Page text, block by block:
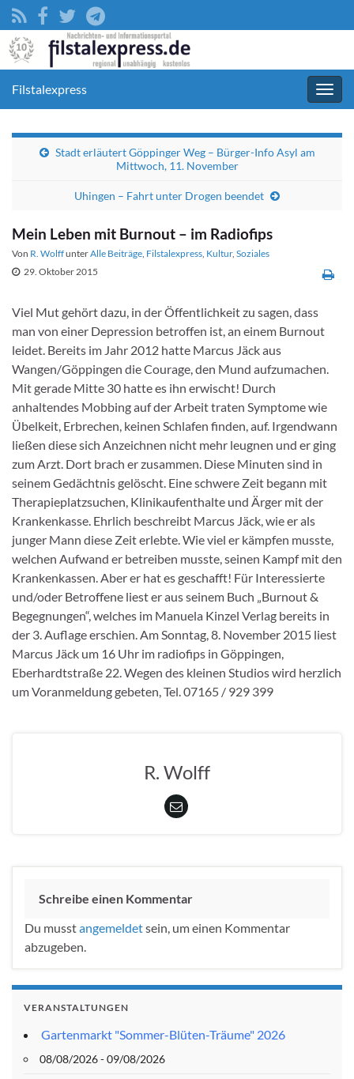
Filstalexpress
Stadt erläutert Göppinger Weg – Bürger-Info Asyl am
Mittwoch, 11. November
Uhingen – Fahrt unter Drogen beendet
Mein Leben mit Burnout – im Radiofips
Von R. WolffunterAlle Beiträge, Filstalexpress, Kultur, Soziales
29. Oktober 2015
Viel Mut gehört dazu, in der Öffentlichkeit zu sagen, dass
man von einer Depression betroffen ist, an einem Burnout
leidet. Bereits im Jahr 2012 hatte Marcus Jäck aus
Wangen/Göppingen die Courage, den Mund aufzumachen.
Mit gerade Mitte 30 hatte es ihn erwischt! Durch
anhaltendes Mobbing auf der Arbeit traten Symptome wie
Übelkeit, Erbrechen, keinen Schlafen finden, auf. Irgendwann
ließen diese sich Anzeichnen nicht mehr leugnen und er ging
zum Arzt. Dort brach er zusammen. Diese Minuten sind in
seinem Gedächtnis gelöscht. Eine schwere Zeit begann mit
Therapieplatzsuchen, Klinikaufenthalte und Ärger mit der
Krankenkasse. Ehrlich beschreibt Marcus Jäck, wie er als
junger Mann diese Zeit erlebte. Wie viel er kämpfen musste,
welchen Aufwand er betreiben musste, seinen Kampf mit den
Krankenkassen. Aber er hat es geschafft! Für Interessierte
und/oder Betroffene liest er aus seinem Buch „Burnout &
Begegnungen“, welches im Manuela Kinzel Verlag bereits in
der 3. Auflage erschien. Am Sonntag, 8. November 2015 liest
Marcus Jäck um 16 Uhr im radiofips in Göppingen,
Eberhardtstraße 22. Wegen des kleinen Studios wird herzlich
um Voranmeldung gebeten, Tel. 07165 / 929 399
R. Wolff
Schreibe einen Kommentar
Du musstangemeldetsein, um einen Kommentar
abzugeben.
VERANSTALTUNGEN
Gartenmarkt "Sommer-Blüten-Träume" 2026
08/08/2026 - 09/08/2026